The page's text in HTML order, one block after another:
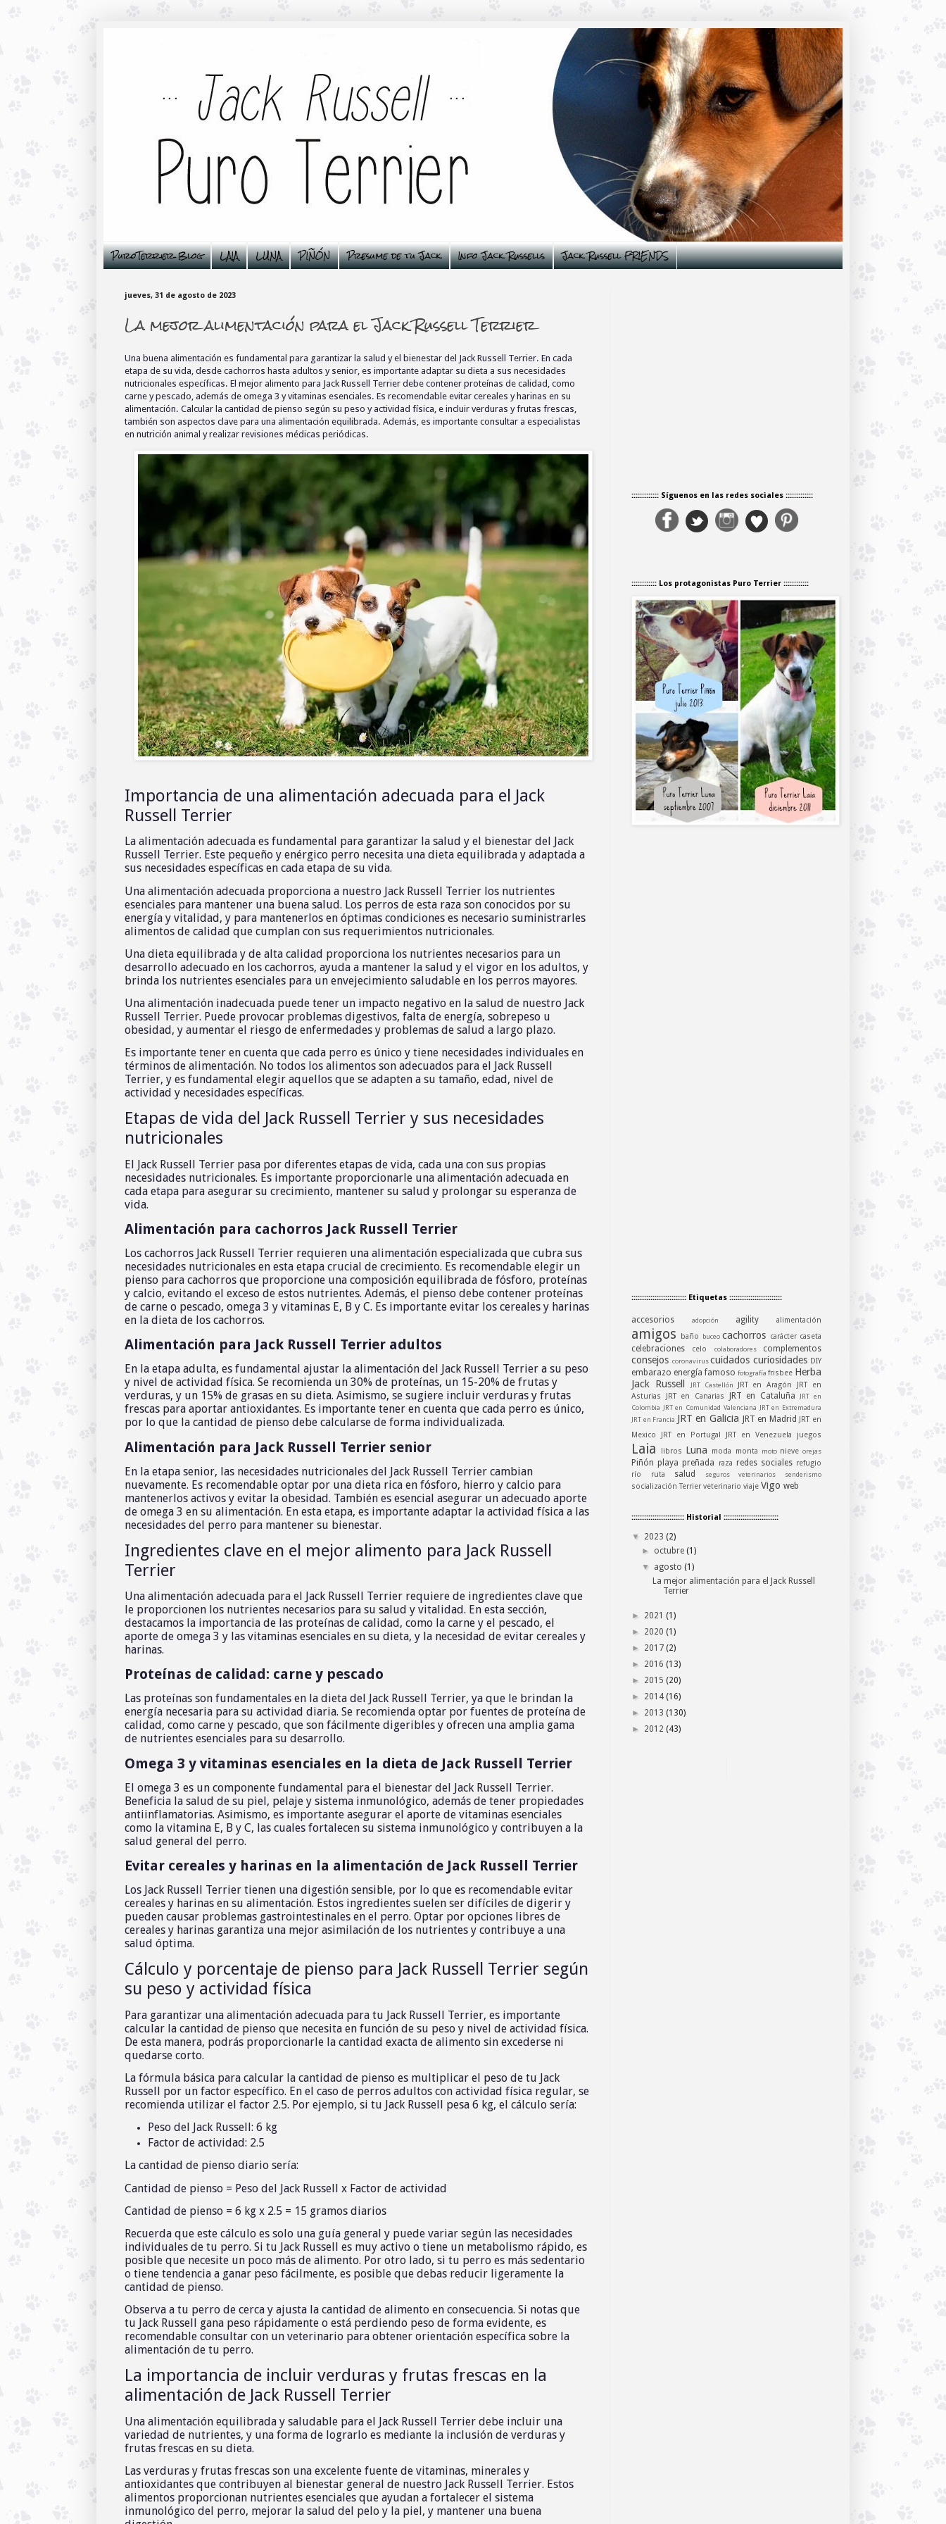
PuroTerrier Blog LAIA LUNA PIÑÓN Presume de tu Jack Info Jack Russells Jack Russell FRIENDS
jueves, 31 de agosto de 2023
La mejor alimentación para el Jack Russell Terrier
Una buena alimentación es fundamental para garantizar la salud y el bienestar del Jack Russell Terrier. En cada
etapa de su vida, desde cachorros hasta adultos y senior, es importante adaptar su dieta a sus necesidades
nutricionales específicas. El mejor alimento para Jack Russell Terrier debe contener proteínas de calidad, como
carne y pescado, además de omega 3 y vitaminas esenciales. Es recomendable evitar cereales y harinas en su
alimentación. Calcular la cantidad de pienso según su peso y actividad física, e incluir verduras y frutas frescas,
también son aspectos clave para una alimentación equilibrada. Además, es importante consultar a especialistas
en nutrición animal y realizar revisiones médicas periódicas.
Importancia de una alimentación adecuada para el Jack
Russell Terrier
La alimentación adecuada es fundamental para garantizar la salud y el bienestar del Jack
Russell Terrier. Este pequeño y enérgico perro necesita una dieta equilibrada y adaptada a
sus necesidades específicas en cada etapa de su vida.
Una alimentación adecuada proporciona a nuestro Jack Russell Terrier los nutrientes
esenciales para mantener una buena salud. Los perros de esta raza son conocidos por su
energía y vitalidad, y para mantenerlos en óptimas condiciones es necesario suministrarles
alimentos de calidad que cumplan con sus requerimientos nutricionales.
Una dieta equilibrada y de alta calidad proporciona los nutrientes necesarios para un
desarrollo adecuado en los cachorros, ayuda a mantener la salud y el vigor en los adultos, y
brinda los nutrientes esenciales para un envejecimiento saludable en los perros mayores.
Una alimentación inadecuada puede tener un impacto negativo en la salud de nuestro Jack
Russell Terrier. Puede provocar problemas digestivos, falta de energía, sobrepeso u
obesidad, y aumentar el riesgo de enfermedades y problemas de salud a largo plazo.
Es importante tener en cuenta que cada perro es único y tiene necesidades individuales en
términos de alimentación. No todos los alimentos son adecuados para el Jack Russell
Terrier, y es fundamental elegir aquellos que se adapten a su tamaño, edad, nivel de
actividad y necesidades específicas.
Etapas de vida del Jack Russell Terrier y sus necesidades
nutricionales
El Jack Russell Terrier pasa por diferentes etapas de vida, cada una con sus propias
necesidades nutricionales. Es importante proporcionarle una alimentación adecuada en
cada etapa para asegurar su crecimiento, mantener su salud y prolongar su esperanza de
vida.
Alimentación para cachorros Jack Russell Terrier
Los cachorros Jack Russell Terrier requieren una alimentación especializada que cubra sus
necesidades nutricionales en esta etapa crucial de crecimiento. Es recomendable elegir un
pienso para cachorros que proporcione una composición equilibrada de fósforo, proteínas
y calcio, evitando el exceso de estos nutrientes. Además, el pienso debe contener proteínas
de carne o pescado, omega 3 y vitaminas E, B y C. Es importante evitar los cereales y harinas
en la dieta de los cachorros.
Alimentación para Jack Russell Terrier adultos
En la etapa adulta, es fundamental ajustar la alimentación del Jack Russell Terrier a su peso
y nivel de actividad física. Se recomienda un 30% de proteínas, un 15-20% de frutas y
verduras, y un 15% de grasas en su dieta. Asimismo, se sugiere incluir verduras y frutas
frescas para aportar antioxidantes. Es importante tener en cuenta que cada perro es único,
por lo que la cantidad de pienso debe calcularse de forma individualizada.
Alimentación para Jack Russell Terrier senior
En la etapa senior, las necesidades nutricionales del Jack Russell Terrier cambian
nuevamente. Es recomendable optar por una dieta rica en fósforo, hierro y calcio para
mantenerlos activos y evitar la obesidad. También es esencial asegurar un adecuado aporte
de omega 3 en su alimentación. En esta etapa, es importante adaptar la actividad física a las
necesidades del perro para mantener su bienestar.
Ingredientes clave en el mejor alimento para Jack Russell
Terrier
Una alimentación adecuada para el Jack Russell Terrier requiere de ingredientes clave que
le proporcionen los nutrientes necesarios para su salud y vitalidad. En esta sección,
destacamos la importancia de las proteínas de calidad, como la carne y el pescado, el
aporte de omega 3 y las vitaminas esenciales en su dieta, y la necesidad de evitar cereales y
harinas.
Proteínas de calidad: carne y pescado
Las proteínas son fundamentales en la dieta del Jack Russell Terrier, ya que le brindan la
energía necesaria para su actividad diaria. Se recomienda optar por fuentes de proteína de
calidad, como carne y pescado, que son fácilmente digeribles y ofrecen una amplia gama
de nutrientes esenciales para su desarrollo.
Omega 3 y vitaminas esenciales en la dieta de Jack Russell Terrier
El omega 3 es un componente fundamental para el bienestar del Jack Russell Terrier.
Beneficia la salud de su piel, pelaje y sistema inmunológico, además de tener propiedades
antiinflamatorias. Asimismo, es importante asegurar el aporte de vitaminas esenciales
como la vitamina E, B y C, las cuales fortalecen su sistema inmunológico y contribuyen a la
salud general del perro.
Evitar cereales y harinas en la alimentación de Jack Russell Terrier
Los Jack Russell Terrier tienen una digestión sensible, por lo que es recomendable evitar
cereales y harinas en su alimentación. Estos ingredientes suelen ser difíciles de digerir y
pueden causar problemas gastrointestinales en el perro. Optar por opciones libres de
cereales y harinas garantiza una mejor asimilación de los nutrientes y contribuye a una
salud óptima.
Cálculo y porcentaje de pienso para Jack Russell Terrier según
su peso y actividad física
Para garantizar una alimentación adecuada para tu Jack Russell Terrier, es importante
calcular la cantidad de pienso que necesita en función de su peso y nivel de actividad física.
De esta manera, podrás proporcionarle la cantidad exacta de alimento sin excederse ni
quedarse corto.
La fórmula básica para calcular la cantidad de pienso es multiplicar el peso de tu Jack
Russell por un factor específico. En el caso de perros adultos con actividad física regular, se
recomienda utilizar el factor 2.5. Por ejemplo, si tu Jack Russell pesa 6 kg, el cálculo sería:
Peso del Jack Russell: 6 kg
Factor de actividad: 2.5
La cantidad de pienso diario sería:
Cantidad de pienso = Peso del Jack Russell x Factor de actividad
Cantidad de pienso = 6 kg x 2.5 = 15 gramos diarios
Recuerda que este cálculo es solo una guía general y puede variar según las necesidades
individuales de tu perro. Si tu Jack Russell es muy activo o tiene un metabolismo rápido, es
posible que necesite un poco más de alimento. Por otro lado, si tu perro es más sedentario
o tiene tendencia a ganar peso fácilmente, es posible que debas reducir ligeramente la
cantidad de pienso.
Observa a tu perro de cerca y ajusta la cantidad de alimento en consecuencia. Si notas que
tu Jack Russell gana peso rápidamente o está perdiendo peso de forma evidente, es
recomendable consultar con un veterinario para obtener orientación específica sobre la
alimentación de tu perro.
La importancia de incluir verduras y frutas frescas en la
alimentación de Jack Russell Terrier
Una alimentación equilibrada y saludable para el Jack Russell Terrier debe incluir una
variedad de nutrientes, y una forma de lograrlo es mediante la inclusión de verduras y
frutas frescas en su dieta.
Las verduras y frutas frescas son una excelente fuente de vitaminas, minerales y
antioxidantes que contribuyen al bienestar general de nuestro Jack Russell Terrier. Estos
alimentos proporcionan nutrientes esenciales que ayudan a fortalecer el sistema
inmunológico del perro, mejorar la salud del pelo y la piel, y mantener una buena
::::::::::::: Síguenos en las redes sociales :::::::::::::
:::::::::::: Los protagonistas Puro Terrier ::::::::::::
:::::::::::::::::::::::::: Etiquetas :::::::::::::::::::::::::
accesorios adopción agility alimentación
amigos baño buceocachorros carácter caseta
celebraciones celo colaboradores complementos
consejos coronaviruscuidados curiosidades DIY
embarazo energíafamoso fotografía frisbee Herba
Jack Russell
JRT Castellón JRT en Aragón
JRT en
Asturias
JRT en Canarias JRT en Cataluña
JRT en
Colombia JRT en Comunidad Valenciana JRT en Extremadura
JRT en Francia JRT en Galicia JRT en Madrid
JRT en
Mexico
JRT en Portugal JRT en Venezuela juegos
Laia libros Luna moda monta moto nieveorejas
Piñónplayapreñada raza redes sociales refugio
río
ruta salud seguros veterinarios senderismo
socializaciónTerrier veterinario viaje Vigo web
::::::::::::::::::::::::: Historial ::::::::::::::::::::::::::
▼ 2023 (2)
► octubre (1)
▼
agosto (1)
La mejor alimentación para el Jack Russell
Terrier
► 2021 (1)
► 2020 (1)
► 2017 (2)
► 2016 (13)
► 2015 (20)
► 2014 (16)
► 2013 (130)
► 2012 (43)